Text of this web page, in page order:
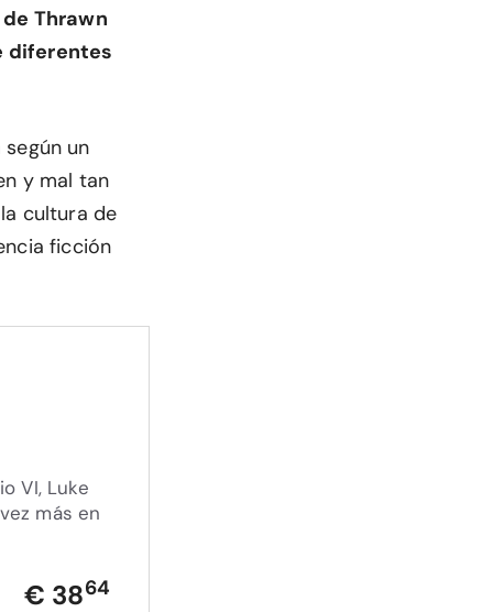
Thrawn
diferentes
un
y mal tan
cultura de
ficción
VI, Luke
más en
€ 3864